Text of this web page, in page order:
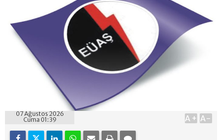
07 Ağustos 2026
Cuma 01:39
A+ A-